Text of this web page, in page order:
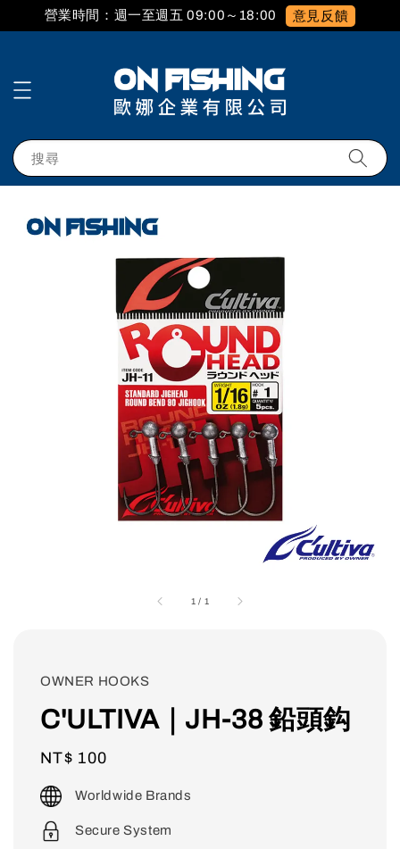
營業時間：週一至週五 09:00～18:00 意見反饋
搜尋
1 / 1
OWNER HOOKS
C'ULTIVA｜JH-38 鉛頭鈎
Regular
price
NT$ 100
Worldwide Brands
Secure System